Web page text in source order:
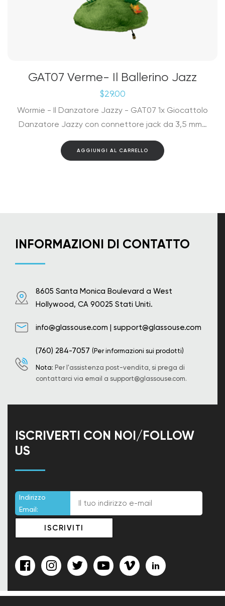
GAT07 Verme- Il Ballerino Jazz
$29.00
Wormie - Il Danzatore Jazzy - GAT07 1x Giocattolo
Danzatore Jazzy con connettore jack da 3,5 mm…
AGGIUNGI AL CARRELLO
INFORMAZIONI DI CONTATTO
8605 Santa Monica Boulevard a West
Hollywood, CA 90025 Stati Uniti.
info@glassouse.com | support@glassouse.com
(760) 284-7057 (Per informazioni sui prodotti)
Nota: Per l'assistenza post-vendita, si prega di
contattarci via email a support@glassouse.com.
ISCRIVERTI CON NOI/FOLLOW
US
Indirizzo
Email: